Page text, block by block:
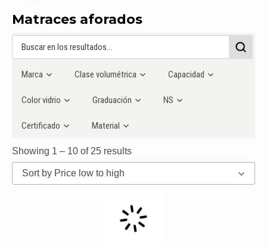
Matraces aforados
Marca Clase volumétrica Capacidad
Color vidrio Graduación NS
Certificado Material
Showing 1 – 10 of 25 results
Sort by Price low to high